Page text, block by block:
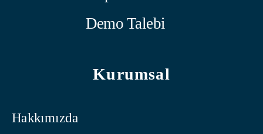
Demo Talebi
Kurumsal
Hakkımızda